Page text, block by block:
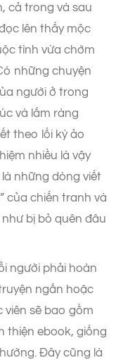
cả trong và sau
lên thấy mộc
tình vừa chớm
những chuyện
người ở trong
và lắm ràng
theo lối kỳ ảo
nhiều là vậy
những dòng viết
của chiến tranh và
bị bỏ quên đâu
người phải hoàn
ngắn hoặc
viên sẽ bao gồm
thiện ebook, giống
Đây cũng là